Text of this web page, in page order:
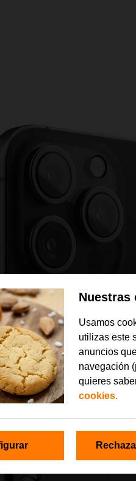
Nuestras
Usamos
utilizas este
anuncios
navegación
quieres
cookies.